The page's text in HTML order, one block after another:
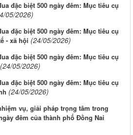
đặc biệt 500 ngày đêm: Mục tiêu cụ
05/2026)
đặc biệt 500 ngày đêm: Mục tiêu cụ
- xã hội (24/05/2026)
đặc biệt 500 ngày đêm: Mục tiêu cụ
(24/05/2026)
đặc biệt 500 ngày đêm: Mục tiêu cụ
(24/05/2026)
vụ, giải pháp trọng tâm trong
đêm của thành phố Đồng Nai